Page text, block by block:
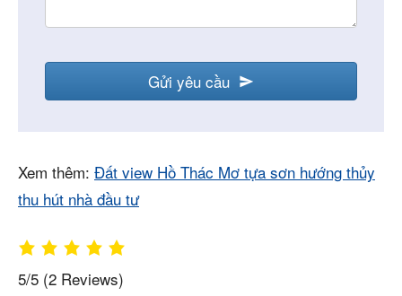
Your
Gửi yêu cầu
Xem thêm: Đất view Hồ Thác Mơ tựa sơn hướng thủy
thu hút nhà đầu tư
5/5 (2 Reviews)